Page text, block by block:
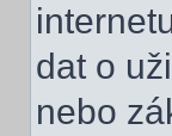
dat o
nebo